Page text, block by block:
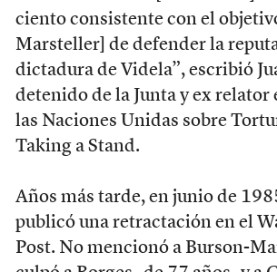
ciento consistente con el
Marsteller] de defender la
dictadura de Videla”, escribió
detenido de la Junta y ex relator
las Naciones Unidas sobre
Taking a Stand.
Años más tarde, en junio de
publicó una retractación en el
Post. No mencionó a Burson-